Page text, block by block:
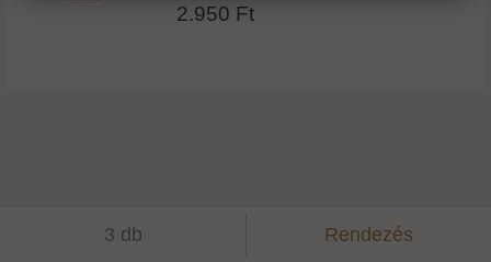
2.950 Ft
3 db Rendezés